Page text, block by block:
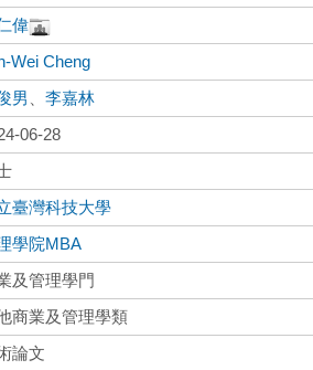
偉
Wei Cheng
男 、李嘉林
06-28
臺灣科技大學
學院MBA
及管理學門
商業及管理學類
論文